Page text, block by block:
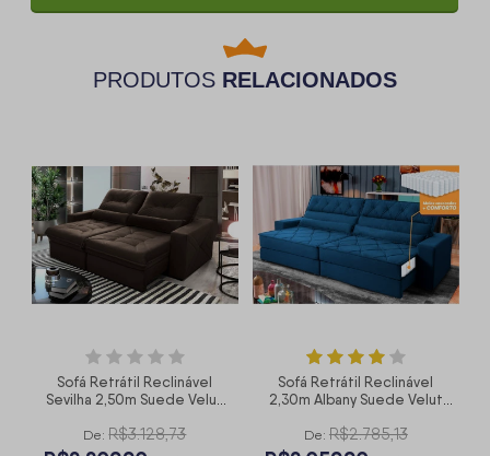
PRODUTOS RELACIONADOS
Sofá Retrátil Reclinável
Sevilha 2,50m Suede Velut
King House
De: R$3.128,73
Sofá Retrátil Reclinável
2,30m Albany Suede Velut
Ensacadas - King House
De: R$2.785,13